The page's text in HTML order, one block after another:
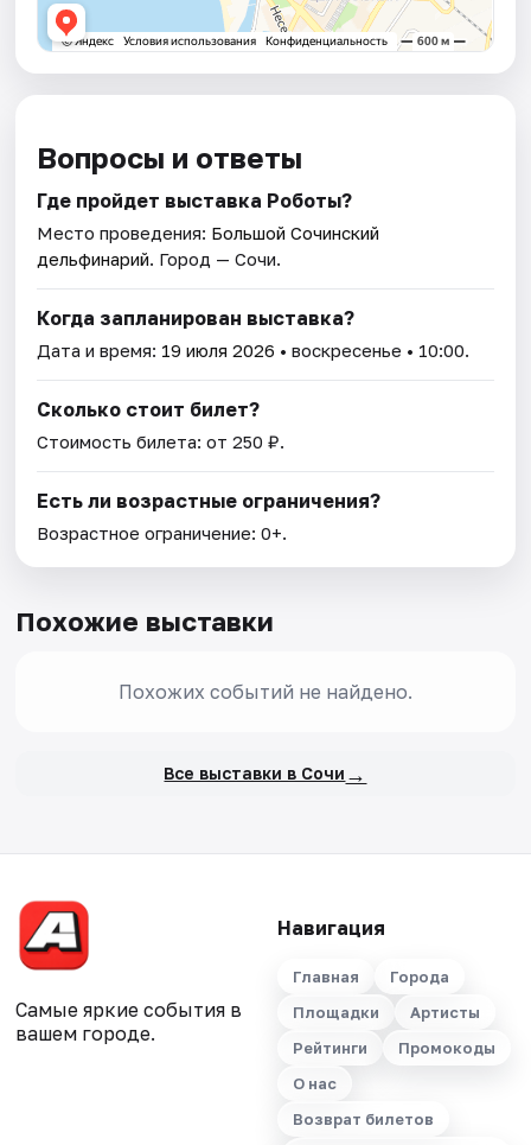
Вопросы и ответы
Где пройдет выставка Роботы?
Место проведения: Большой Сочинский
дельфинарий. Город — Сочи.
Когда запланирован выставка?
Дата и время: 19 июля 2026 • воскресенье • 10:00.
Сколько стоит билет?
Стоимость билета: от 250 ₽.
Есть ли возрастные ограничения?
Возрастное ограничение: 0+.
Похожие выставки
Похожих событий не найдено.
Все выставки в Сочи →
Самые яркие события в
вашем городе.
Навигация
Главная
Города
Площадки
Артисты
Рейтинги
Промокоды
О нас
Возврат билетов